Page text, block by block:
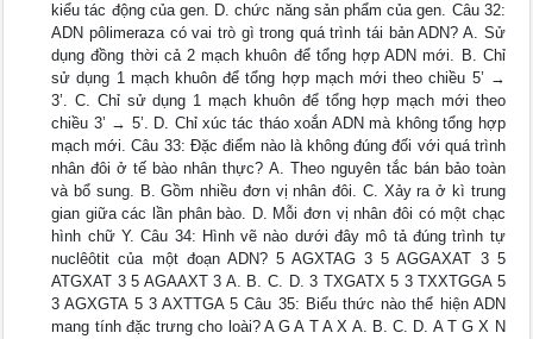
kiểu tác động của gen. D. chức năng sản phẩm của gen. Câu 32:
ADN pôlimeraza có vai trò gì trong quá trình tái bản ADN? A. Sử
dụng đồng thời cả 2 mạch khuôn để tổng hợp ADN mới. B. Chỉ
sử dụng 1 mạch khuôn để tổng hợp mạch mới theo chiều 5’ →
3’. C. Chỉ sử dụng 1 mạch khuôn để tổng hợp mạch mới theo
chiều 3’ → 5’. D. Chỉ xúc tác tháo xoắn ADN mà không tổng hợp
mạch mới. Câu 33: Đặc điểm nào là không đúng đối với quá trình
nhân đôi ở tế bào nhân thực? A. Theo nguyên tắc bán bảo toàn
và bổ sung. B. Gồm nhiều đơn vị nhân đôi. C. Xảy ra ở kì trung
gian giữa các lần phân bào. D. Mỗi đơn vị nhân đôi có một chạc
hình chữ Y. Câu 34: Hình vẽ nào dưới đây mô tả đúng trình tự
nuclêôtit của một đoạn ADN? 5 AGXTAG 3 5 AGGAXAT 3 5
ATGXAT 3 5 AGAAXT 3 A. B. C. D. 3 TXGATX 5 3 TXXTGGA 5
3 AGXGTA 5 3 AXTTGA 5 Câu 35: Biểu thức nào thể hiện ADN
mang tính đặc trưng cho loài? A G A T A X A. B. C. D. A T G X N